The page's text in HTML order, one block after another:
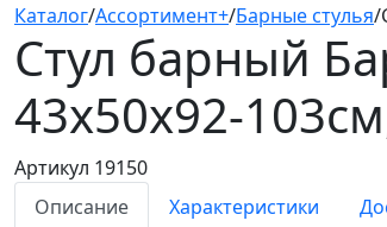
Каталог/Ассортимент+/Барные стулья/
Стул барный
43х50х92-
Артикул 19150
Описание
Характеристики